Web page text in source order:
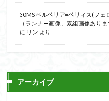
30MS ベルベリア=ベリィス(フェ
（ランナー画像、素組画像ありま
に リン より
アーカイブ